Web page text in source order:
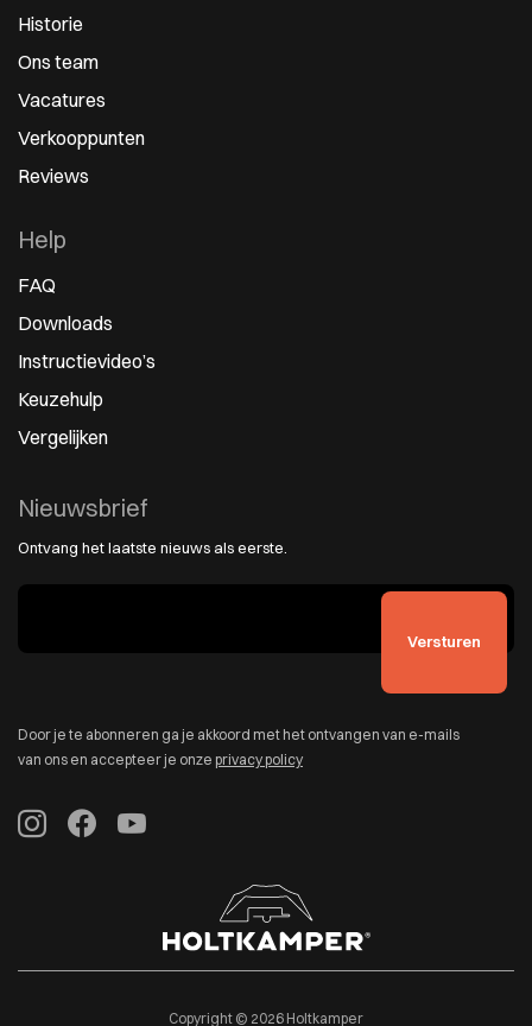
Historie
Ons team
Vacatures
Verkooppunten
Reviews
Help
FAQ
Downloads
Instructievideo’s
Keuzehulp
Vergelijken
Nieuwsbrief
Ontvang het laatste nieuws als eerste.
Door je te abonneren ga je akkoord met het ontvangen van e-mails
van ons en accepteer je onze privacy policy
Copyright © 2026 Holtkamper